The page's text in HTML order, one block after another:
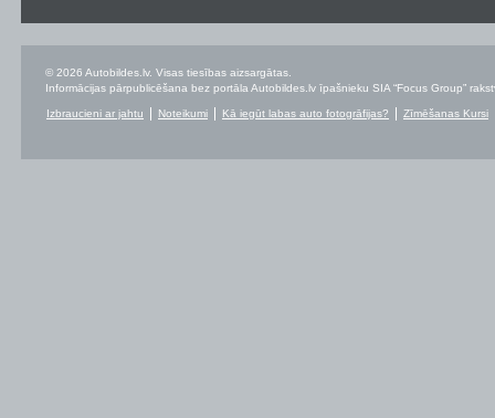
© 2026 Autobildes.lv. Visas tiesības aizsargātas.
Informācijas pārpublicēšana bez portāla Autobildes.lv īpašnieku SIA “Focus Group”
Izbraucieni ar jahtu Noteikumi Kā iegūt labas auto fotogrāfijas? Zīmēšanas Kursi